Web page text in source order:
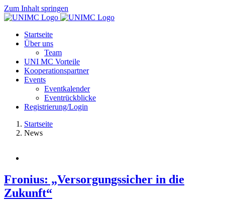
Zum Inhalt springen
Startseite
Über uns
Team
UNI MC Vorteile
Kooperationspartner
Events
Eventkalender
Eventrückblicke
Registrierung/Login
Startseite
News
Fronius: „Versorgungssicher in die
Zukunft“